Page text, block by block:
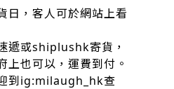
日，客人可於網站上看
遞或shiplushk寄貨，
上也可以，運費到付。
到ig:milaugh_hk查